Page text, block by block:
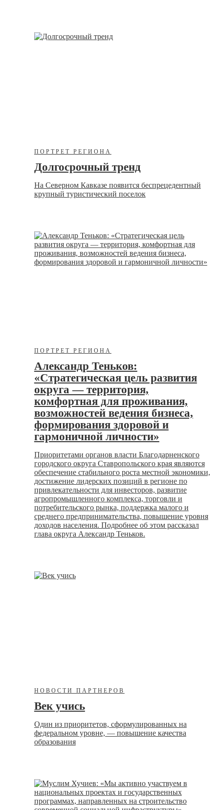
ПОРТРЕТ РЕГИОНА
Долгосрочный тренд
На Северном Кавказе появится беспрецедентный
крупный туристический поселок
ПОРТРЕТ РЕГИОНА
Александр Теньков:
«Стратегическая цель развития
округа — территория,
комфортная для проживания,
возможностей ведения бизнеса,
формирования здоровой и
гармоничной личности»
Приоритетами органов власти Благодарненского
городского округа Ставропольского края являются
обеспечение стабильного роста местной экономики,
достижение лидерских позиций в регионе по
привлекательности для инвесторов, развитие
агропромышленного комплекса, торговли и
потребительского рынка, поддержка малого и
среднего предпринимательства, повышение уровня
доходов населения. Подробнее об этом рассказал
глава округа Александр Теньков.
НОВОСТИ ПАРТНЕРОВ
Век учись
Один из приоритетов, сформулированных на
федеральном уровне, — повышение качества
образования